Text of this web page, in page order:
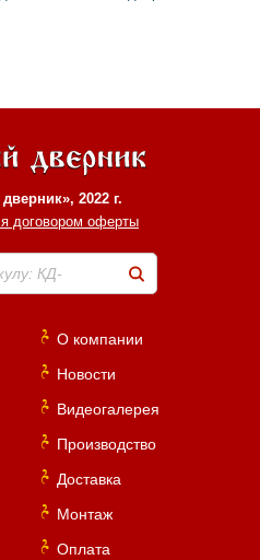
2022 г.
договором оферты
КД-
О компании
Новости
Видеогалерея
Производство
Доставка
Монтаж
Оплата